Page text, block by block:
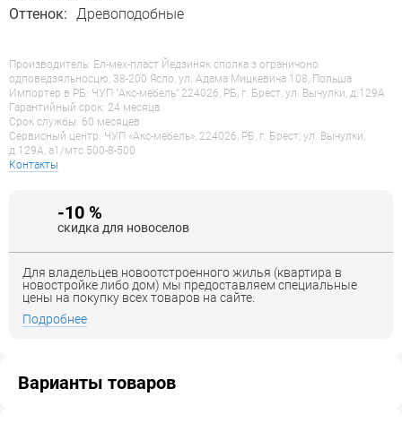
Оттенок: Древоподобные
Производитель: Ел-мех-пласт Йедзиняк сполка з ограничоно
одповедзяльносцю, 38-200 Ясло, ул. Адама Мицкевича 108, Польша
Импортер в РБ: ЧУП "Акс-мебель" 224026, РБ, г. Брест, ул. Вычулки, д.129А
Гарантийный срок: 24 месяца
Срок службы: 60 месяцев
Сервисный центр: ЧУП «Акс-мебель», 224026, РБ, г. Брест, ул. Вычулки,
д.129А, a1/мтс 500-8-500
Контакты
-10 %
скидка для новоселов
Для владельцев новоотстроенного жилья (квартира в
новостройке либо дом) мы предоставляем специальные
цены на покупку всех товаров на сайте.
Подробнее
Варианты товаров